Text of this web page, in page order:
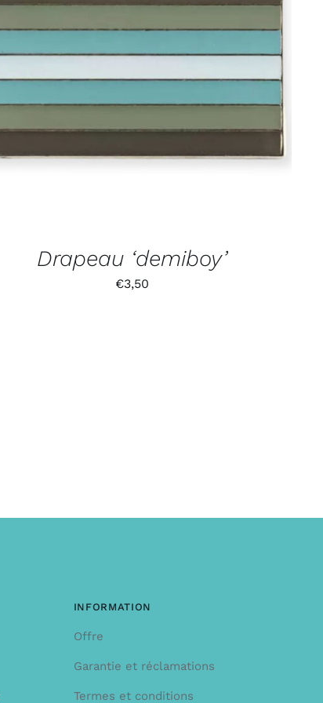
Drapeau ‘demiboy’
€3,50
INFORMATION
Offre
Garantie et réclamations
Termes et conditions